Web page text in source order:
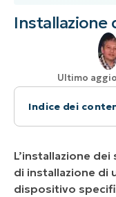
Installazione
Ultimo
Indice dei
Posso installare
Quali sono i
installare i
L’installazione
di installazione di
dispositivo